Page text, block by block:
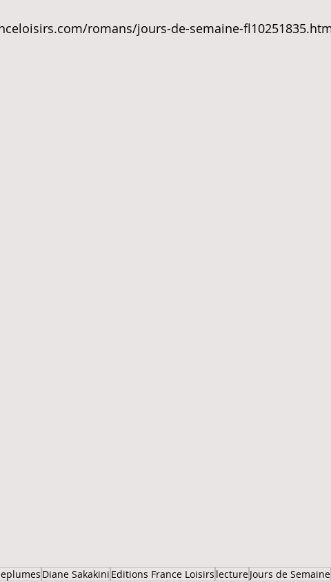
Héritage
romans/jours-de-semaine-
Diane Sakakini Editions France Loisirs lectureJours de Semaine